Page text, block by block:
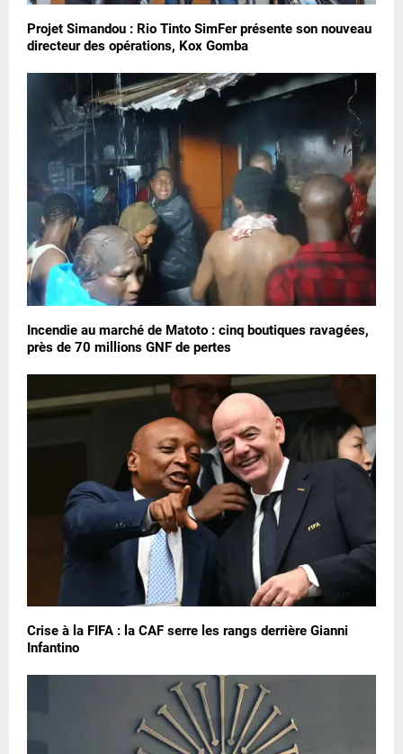
Projet Simandou : Rio Tinto SimFer présente son nouveau
directeur des opérations, Kox Gomba
Incendie au marché de Matoto : cinq boutiques ravagées,
près de 70 millions GNF de pertes
Crise à la FIFA : la CAF serre les rangs derrière Gianni
Infantino